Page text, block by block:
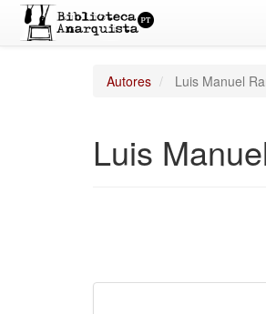
Autores Luis Manuel
Luis